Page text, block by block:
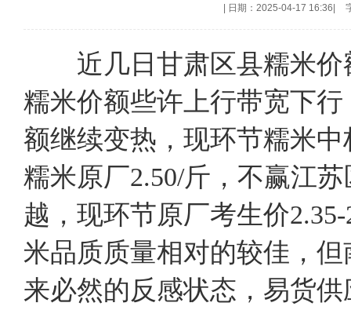
日期：2025-04-17 16:36
近几日甘肃区县糯米价
糯米价额些许上行带宽下
额继续变热，现环节糯米
糯米原厂2.50/斤，不赢江
越，现环节原厂考生价
米品质质量相对的较佳，
来必然的反感状态，易货